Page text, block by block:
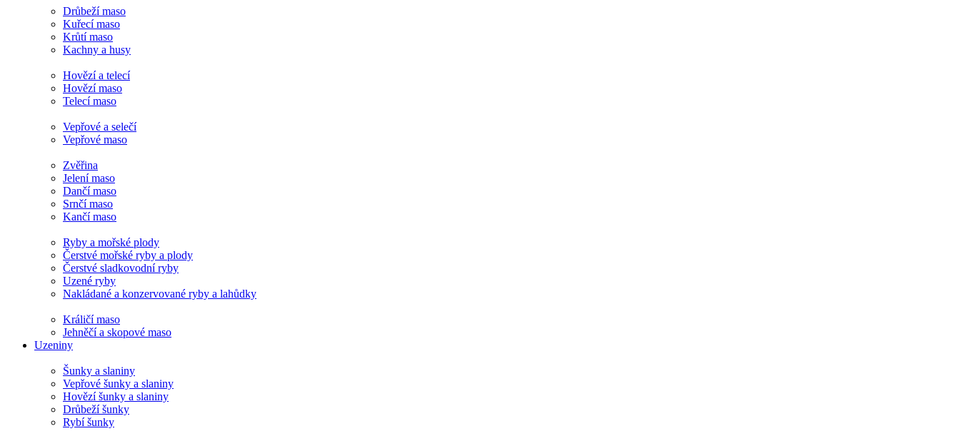
Drůbeží maso
Kuřecí maso
Krůtí maso
Kachny a husy
Hovězí a telecí
Hovězí maso
Telecí maso
Vepřové a selečí
Vepřové maso
Zvěřina
Jelení maso
Dančí maso
Srnčí maso
Kančí maso
Ryby a mořské plody
Čerstvé mořské ryby a plody
Čerstvé sladkovodní ryby
Uzené ryby
Nakládané a konzervované ryby a lahůdky
Králičí maso
Jehněčí a skopové maso
Uzeniny
Šunky a slaniny
Vepřové šunky a slaniny
Hovězí šunky a slaniny
Drůbeží šunky
Rybí šunky